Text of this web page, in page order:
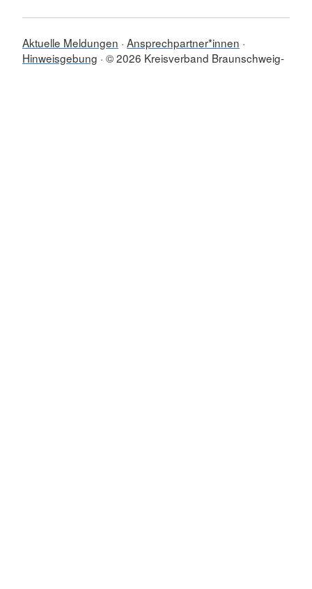
Aktuelle Meldungen Ansprechpartner*innen
Hinweisgebung © 2026 Kreisverband Braunschweig-